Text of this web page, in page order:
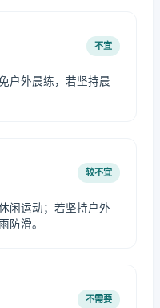
不宜
户外晨练，若坚持晨
较不宜
闲运动；若坚持户外
防滑。
不需要